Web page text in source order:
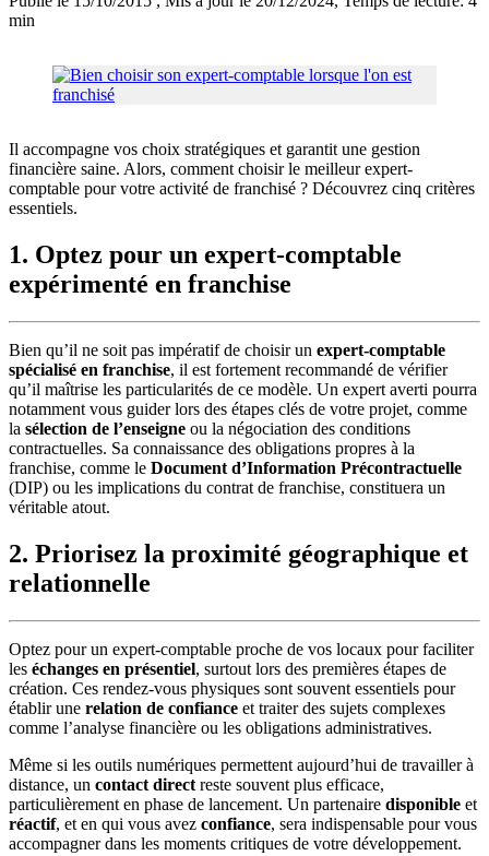
min
Il accompagne vos choix stratégiques et garantit une gestion
financière saine. Alors, comment choisir le meilleur expert-
comptable pour votre activité de franchisé ? Découvrez cinq critères
essentiels.
1. Optez pour un expert-comptable
expérimenté en franchise
Bien qu’il ne soit pas impératif de choisir un expert-comptable
spécialisé en franchise, il est fortement recommandé de vérifier
qu’il maîtrise les particularités de ce modèle. Un expert averti pourra
notamment vous guider lors des étapes clés de votre projet, comme
la sélection de l’enseigne ou la négociation des conditions
contractuelles. Sa connaissance des obligations propres à la
franchise, comme le Document d’Information Précontractuelle
(DIP) ou les implications du contrat de franchise, constituera un
véritable atout.
2. Priorisez la proximité géographique et
relationnelle
Optez pour un expert-comptable proche de vos locaux pour faciliter
les échanges en présentiel, surtout lors des premières étapes de
création. Ces rendez-vous physiques sont souvent essentiels pour
établir une relation de confiance et traiter des sujets complexes
comme l’analyse financière ou les obligations administratives.
Même si les outils numériques permettent aujourd’hui de travailler à
distance, un contact direct reste souvent plus efficace,
particulièrement en phase de lancement. Un partenaire disponible et
réactif, et en qui vous avez confiance, sera indispensable pour vous
accompagner dans les moments critiques de votre développement.